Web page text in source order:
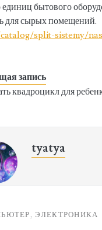
единиц бытового
для сырых помещений.
split-sistemy/
запись
квадроцикл для
tyatya
ЭЛЕКТРОНИКА